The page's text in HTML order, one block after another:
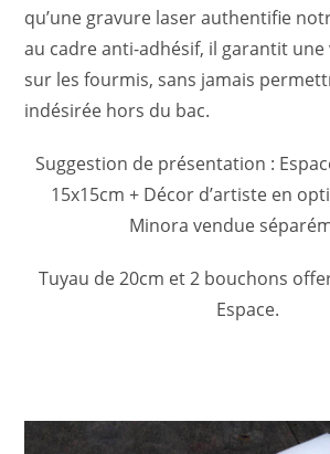
qu’une gravure laser authentifie
au cadre anti-adhésif, il garantit
sur les fourmis, sans jamais
indésirée hors du bac.
Suggestion de présentation :
15x15cm + Décor d’artiste en
Minora vendue
Tuyau de 20cm et 2 bouchons
Espace.